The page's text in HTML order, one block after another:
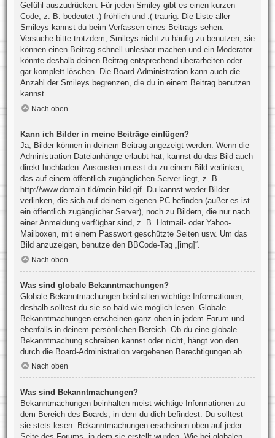
Gefühl auszudrücken. Für jeden Smiley gibt es einen kurzen
Code, z. B. bedeutet :) fröhlich und :( traurig. Die Liste aller
Smileys kannst du beim Verfassen eines Beitrags sehen.
Versuche bitte trotzdem, Smileys nicht zu häufig zu benutzen, sie
können einen Beitrag schnell unlesbar machen und ein Moderator
könnte deshalb deinen Beitrag entsprechend überarbeiten oder
gar komplett löschen. Die Board-Administration kann auch die
Anzahl der Smileys begrenzen, die du in einem Beitrag benutzen
kannst.
Nach oben
Kann ich Bilder in meine Beiträge einfügen?
Ja, Bilder können in deinem Beitrag angezeigt werden. Wenn die
Administration Dateianhänge erlaubt hat, kannst du das Bild auch
direkt hochladen. Ansonsten musst du zu einem Bild verlinken,
das auf einem öffentlich zugänglichen Server liegt, z. B.
http://www.domain.tld/mein-bild.gif. Du kannst weder Bilder
verlinken, die sich auf deinem eigenen PC befinden (außer es ist
ein öffentlich zugänglicher Server), noch zu Bildern, die nur nach
einer Anmeldung verfügbar sind, z. B. Hotmail- oder Yahoo-
Mailboxen, mit einem Passwort geschützte Seiten usw. Um das
Bild anzuzeigen, benutze den BBCode-Tag „[img]“.
Nach oben
Was sind globale Bekanntmachungen?
Globale Bekanntmachungen beinhalten wichtige Informationen,
deshalb solltest du sie so bald wie möglich lesen. Globale
Bekanntmachungen erscheinen ganz oben in jedem Forum und
ebenfalls in deinem persönlichen Bereich. Ob du eine globale
Bekanntmachung schreiben kannst oder nicht, hängt von den
durch die Board-Administration vergebenen Berechtigungen ab.
Nach oben
Was sind Bekanntmachungen?
Bekanntmachungen beinhalten meist wichtige Informationen zu
dem Bereich des Boards, in dem du dich befindest. Du solltest
sie stets lesen. Bekanntmachungen erscheinen oben auf jeder